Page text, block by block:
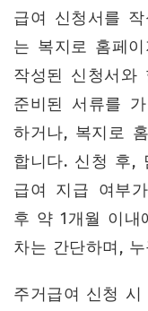
급여 신청서를
는 복지로 홈페
작성된 신청서와
준비된 서류를
하거나, 복지로
합니다. 신청 후,
급여 지급 여부
후 약 1개월 이내
차는 간단하며,
주거급여 신청